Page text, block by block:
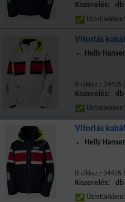
Kiszerelés: db
Vitorlás
Helly
B.cikksz.: 34426
Kiszerelés: db
Vitorlás
Helly
B.cikksz.: 34426
Kiszerelés: db